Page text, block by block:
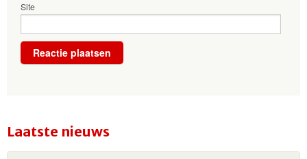
Site
Laatste nieuws